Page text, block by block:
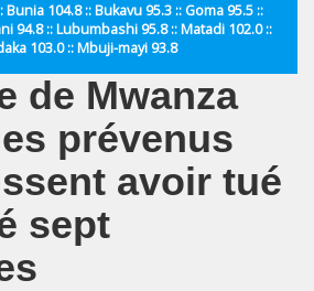
Bunia 104.8 :: Bukavu 95.3 :: Goma 95.5 ::
94.8 :: Lubumbashi 95.8 :: Matadi 102.0 ::
103.0 :: Mbuji-mayi 93.8
de Mwanza
prévenus
avoir tué
sept